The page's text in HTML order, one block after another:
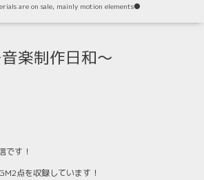
are on sale, mainly motion elements⚫️
楽制作日和〜
です！
点を収録しています！